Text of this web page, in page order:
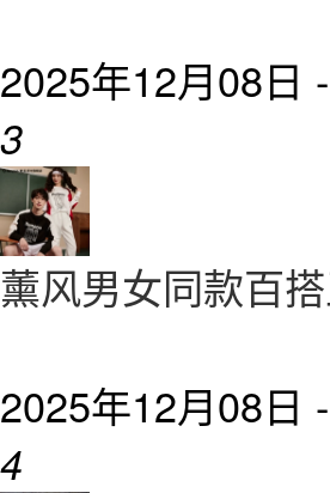
2025年12月08日 -
3
薰风男女同款百
2025年12月08日 -
4